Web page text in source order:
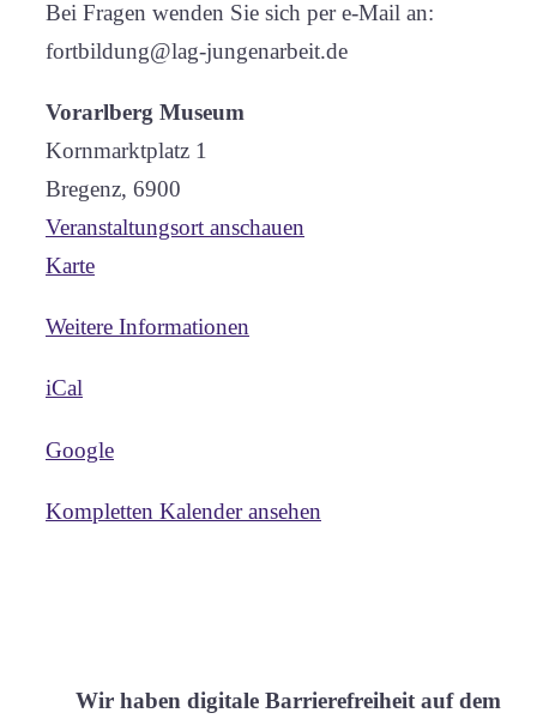
Bei Fragen wenden Sie sich per e-Mail an:
fortbildung@lag-jungenarbeit.de
Vorarlberg Museum
Kornmarktplatz 1
Bregenz, 6900
Veranstaltungsort anschauen
KarteVorarlberg
Weitere Informationen
iCal
Google
Kompletten Kalender ansehen
Wir haben digitale Barrierefreiheit auf dem